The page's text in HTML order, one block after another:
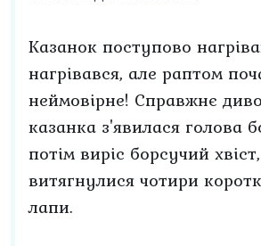
Казанок поступово
нагрівався, але раптом
неймовірне! Справжнє
казанка з'явилася голова
потім виріс борсучий
витягнулися чотири
лапи.